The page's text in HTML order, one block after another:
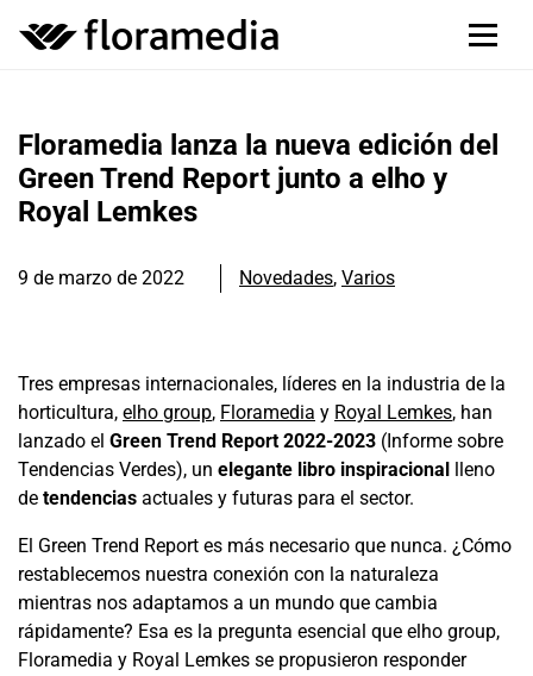
Floramedia lanza la nueva edición del
Green Trend Report junto a elho y
Royal Lemkes
9 de marzo de 2022 Novedades, Varios
Tres empresas internacionales, líderes en la industria de la
horticultura, elho group, Floramedia y Royal Lemkes, han
lanzado el Green Trend Report 2022-2023 (Informe sobre
Tendencias Verdes), un elegante libro inspiracional lleno
de tendencias actuales y futuras para el sector.
El Green Trend Report es más necesario que nunca. ¿Cómo
restablecemos nuestra conexión con la naturaleza
mientras nos adaptamos a un mundo que cambia
rápidamente? Esa es la pregunta esencial que elho group,
Floramedia y Royal Lemkes se propusieron responder